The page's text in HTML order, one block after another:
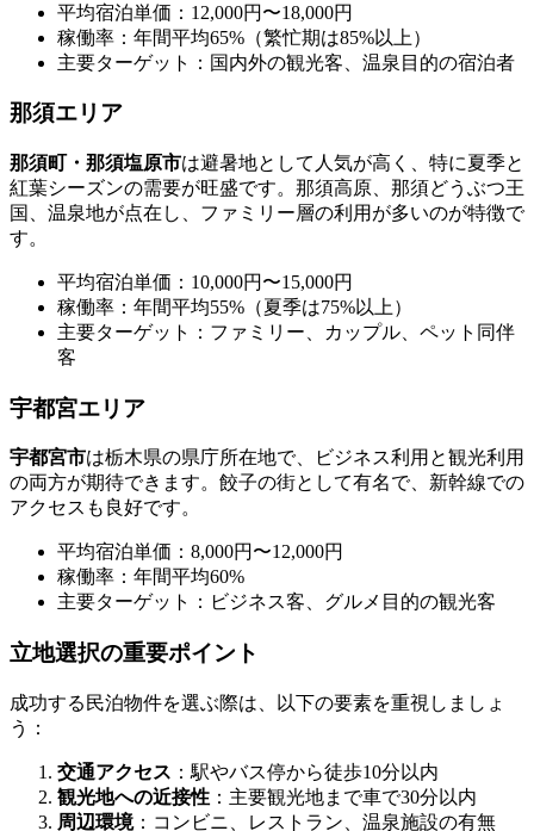
平均宿泊単価：12,000円〜18,000円
稼働率：年間平均65%（繁忙期は85%以上）
主要ターゲット：国内外の観光客、温泉目的の宿泊者
那須エリア
那須町・那須塩原市は避暑地として人気が高く、特に夏季と
紅葉シーズンの需要が旺盛です。那須高原、那須どうぶつ王
国、温泉地が点在し、ファミリー層の利用が多いのが特徴で
す。
平均宿泊単価：10,000円〜15,000円
稼働率：年間平均55%（夏季は75%以上）
主要ターゲット：ファミリー、カップル、ペット同伴
客
宇都宮エリア
宇都宮市は栃木県の県庁所在地で、ビジネス利用と観光利用
の両方が期待できます。餃子の街として有名で、新幹線での
アクセスも良好です。
平均宿泊単価：8,000円〜12,000円
稼働率：年間平均60%
主要ターゲット：ビジネス客、グルメ目的の観光客
立地選択の重要ポイント
成功する民泊物件を選ぶ際は、以下の要素を重視しましょ
う：
交通アクセス ：駅やバス停から徒歩10分以内
観光地への近接性 ：主要観光地まで車で30分以内
周辺環境：コンビニ、レストラン、温泉施設の有無